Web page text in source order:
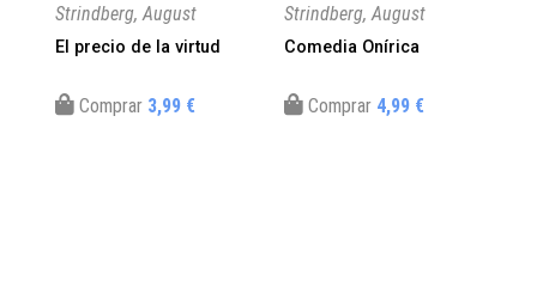
Strindberg, August
El precio de la virtud
Comprar 3,99 €
Strindberg, August
Comedia Onírica
Comprar 4,99 €